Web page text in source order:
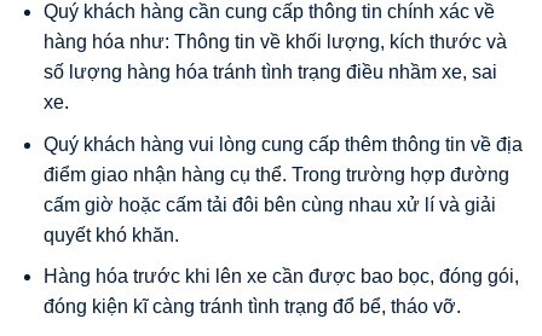
Quý khách hàng cần cung cấp thông tin chính xác về
hàng hóa như: Thông tin về khối lượng, kích thước và
số lượng hàng hóa tránh tình trạng điều nhầm xe, sai
xe.
Quý khách hàng vui lòng cung cấp thêm thông tin về địa
điểm giao nhận hàng cụ thể. Trong trường hợp đường
cấm giờ hoặc cấm tải đôi bên cùng nhau xử lí và giải
quyết khó khăn.
Hàng hóa trước khi lên xe cần được bao bọc, đóng gói,
đóng kiện kĩ càng tránh tình trạng đổ bể, tháo vỡ.